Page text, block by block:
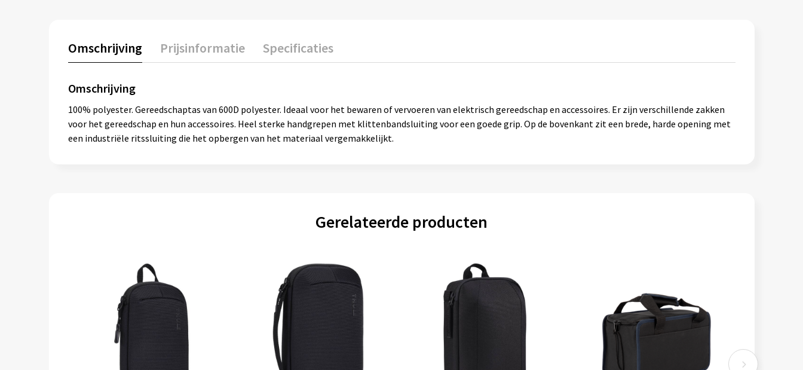
Omschrijving Prijsinformatie Specificaties
Omschrijving
100% polyester. Gereedschaptas van 600D polyester. Ideaal voor het bewaren of vervoeren van elektrisch gereedschap en accessoires. Er zijn verschillende zakken
voor het gereedschap en hun accessoires. Heel sterke handgrepen met klittenbandsluiting voor een goede grip. Op de bovenkant zit een brede, harde opening met
een industriële ritssluiting die het opbergen van het materiaal vergemakkelijkt.
Gerelateerde producten